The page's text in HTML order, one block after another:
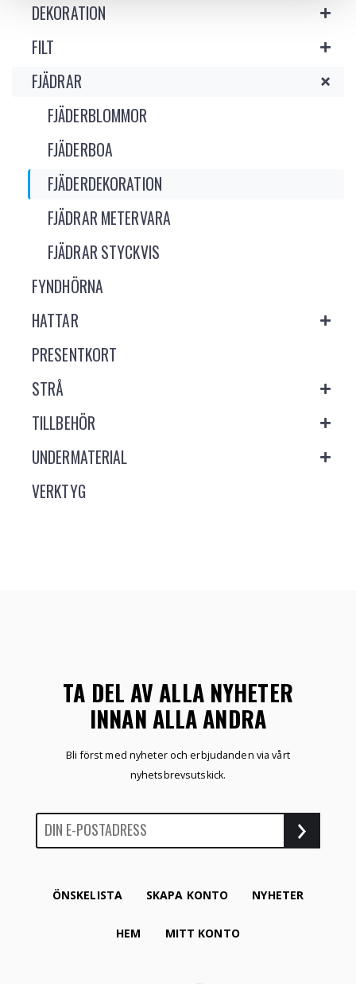
DEKORATION
FILT
FJÄDRAR
FJÄDERBLOMMOR
FJÄDERBOA
FJÄDERDEKORATION
FJÄDRAR METERVARA
FJÄDRAR STYCKVIS
FYNDHÖRNA
HATTAR
PRESENTKORT
STRÅ
TILLBEHÖR
UNDERMATERIAL
VERKTYG
TA DEL AV ALLA NYHETER
INNAN ALLA ANDRA
Bli först med nyheter och erbjudanden via vårt
nyhetsbrevsutskick.
ÖNSKELISTA SKAPA KONTO NYHETER
HEM MITT KONTO